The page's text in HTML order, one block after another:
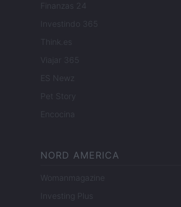
Finanzas 24
Investindo 365
Think.es
Viajar 365
ES Newz
Pet Story
Encocina
NORD AMERICA
Womanmagazine
Investing Plus